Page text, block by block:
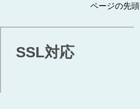
ページの先頭
SSL対応